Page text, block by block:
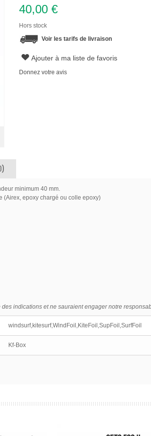
40,00 €
Hors stock
Voir les tarifs de livraison
Ajouter à ma liste de favoris
Donnez votre avis
minimum 40 mm.
(Airex, epoxy chargé ou colle epoxy)
indications et ne sauraient engager notre
windsurf,kitesurf,WindFoil,KiteFoil,SupFoil,SurfFoil
Kf-Box